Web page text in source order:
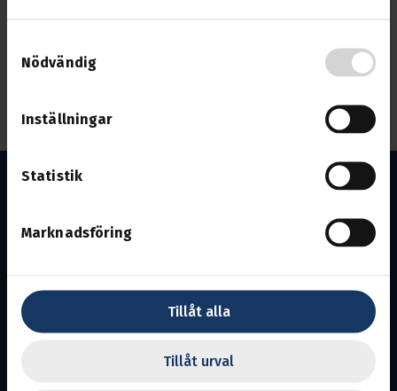
Nödvändig
Inställningar
Statistik
Marknadsföring
Tillåt alla
Tillåt urval
Vi kommer bl.a. hantera val till klubbstyrelsen.
Anmäl din närvaro till
eller
Södermanland
Avdelning 7.
En del av Svenska Transportarbetareförbundet